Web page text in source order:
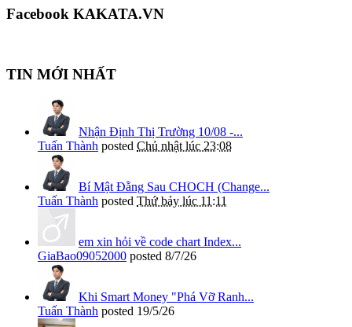
Facebook KAKATA.VN
TIN MỚI NHẤT
Nhận Định Thị Trường 10/08 -...
Tuấn Thành posted Chủ nhật lúc 23:08
Bí Mật Đằng Sau CHOCH (Change...
Tuấn Thành posted Thứ bảy lúc 11:11
em xin hỏi về code chart Index...
GiaBao09052000 posted 8/7/26
Khi Smart Money "Phá Vỡ Ranh...
Tuấn Thành posted 19/5/26